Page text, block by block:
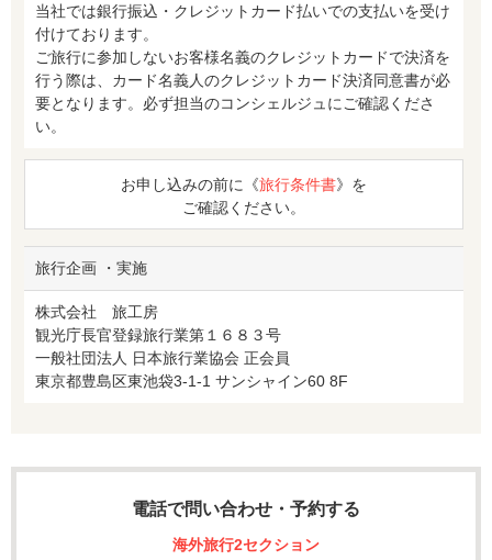
当社では銀行振込・クレジットカード払いでの支払いを受け
付けております。
ご旅行に参加しないお客様名義のクレジットカードで決済を
行う際は、カード名義人のクレジットカード決済同意書が必
要となります。必ず担当のコンシェルジュにご確認くださ
い。
お申し込みの前に《旅行条件書》を
ご確認ください。
旅行企画 ・実施
株式会社 旅工房
観光庁長官登録旅行業第１６８３号
一般社団法人 日本旅行業協会 正会員
東京都豊島区東池袋3-1-1 サンシャイン60 8F
電話で問い合わせ・予約する
海外旅行2セクション